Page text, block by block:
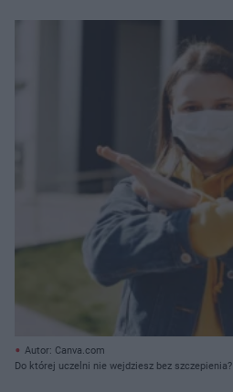
Autor: Canva.com
Do której uczelni nie wejdziesz bez szczepienia?